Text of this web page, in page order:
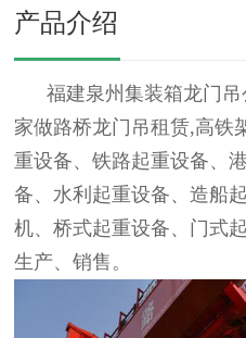
产品介绍
福建泉州集装箱龙门吊
家做路桥龙门吊租赁,高铁
重设备、铁路起重设备、
备、水利起重设备、造船
机、桥式起重设备、门式
生产、销售。